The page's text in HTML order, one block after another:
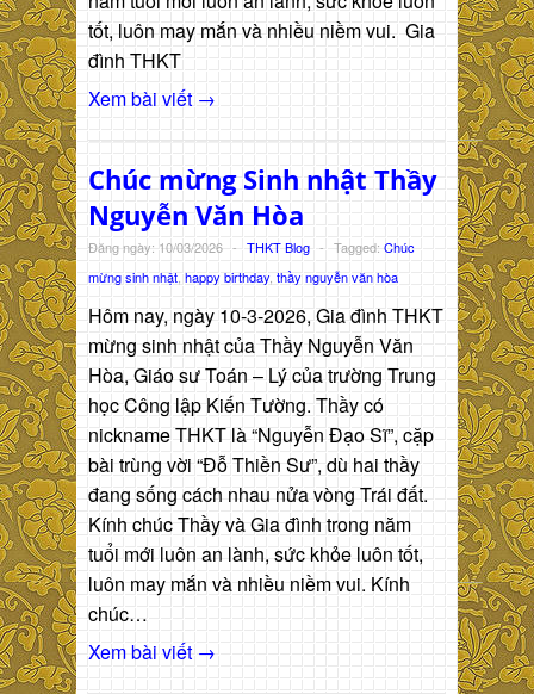
tốt, luôn may mắn và nhiều niềm vui. Gia
đình THKT
Xem bài viết →
Chúc mừng Sinh nhật Thầy
Nguyễn Văn Hòa
Đăng ngày: 10/03/2026 - THKT Blog - Tagged: Chúc
mừng sinh nhật happy birthday thầy nguyễn văn hòa
Hôm nay, ngày 10-3-2026, Gia đình THKT
mừng sinh nhật của Thầy Nguyễn Văn
Hòa, Giáo sư Toán – Lý của trường Trung
học Công lập Kiến Tường. Thầy có
nickname THKT là “Nguyễn Đạo Sĩ”, cặp
bài trùng vời “Đỗ Thiền Sư”, dù hai thầy
đang sống cách nhau nửa vòng Trái đất.
Kính chúc Thầy và Gia đình trong năm
tuổi mới luôn an lành, sức khỏe luôn tốt,
luôn may mắn và nhiều niềm vui. Kính
chúc…
Xem bài viết →